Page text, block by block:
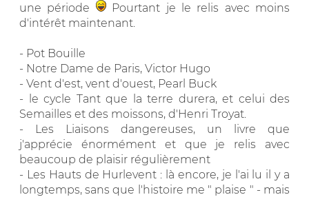
une période
Pourtant je le relis avec moins
d'intérêt maintenant.
- Pot Bouille
- Notre Dame de Paris, Victor Hugo
- Vent d'est, vent d'ouest, Pearl Buck
- le cycle Tant que la terre durera, et celui des
Semailles et des moissons, d'Henri Troyat.
- Les Liaisons dangereuses, un livre que
j'apprécie énormément et que je relis avec
beaucoup de plaisir régulièrement
- Les Hauts de Hurlevent : là encore, je l'ai lu il y a
longtemps, sans que l'histoire me " plaise " - mais